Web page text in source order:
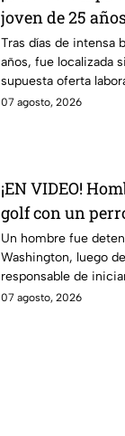
joven de 25
entrevista de
Tras días de intensa
años, fue localizada
supuesta oferta
07 agosto, 2026
¡EN VIDEO!
golf con un
DESATANDO
Un hombre fue
Washington, luego
responsable de
una vivienda.
07 agosto, 2026